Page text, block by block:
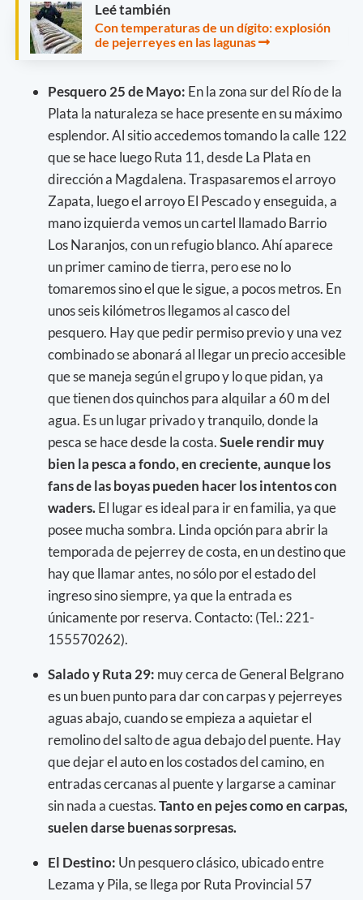
Leé también
Con temperaturas de un dígito: explosión
de pejerreyes en las lagunas
Pesquero 25 de Mayo: En la zona sur del Río de la
Plata la naturaleza se hace presente en su máximo
esplendor. Al sitio accedemos tomando la calle 122
que se hace luego Ruta 11, desde La Plata en
dirección a Magdalena. Traspasaremos el arroyo
Zapata, luego el arroyo El Pescado y enseguida, a
mano izquierda vemos un cartel llamado Barrio
Los Naranjos, con un refugio blanco. Ahí aparece
un primer camino de tierra, pero ese no lo
tomaremos sino el que le sigue, a pocos metros. En
unos seis kilómetros llegamos al casco del
pesquero. Hay que pedir permiso previo y una vez
combinado se abonará al llegar un precio accesible
que se maneja según el grupo y lo que pidan, ya
que tienen dos quinchos para alquilar a 60 m del
agua. Es un lugar privado y tranquilo, donde la
pesca se hace desde la costa.Suele rendir muy
bien la pesca a fondo, en creciente, aunque los
fans de las boyas pueden hacer los intentos con
waders.El lugar es ideal para ir en familia, ya que
posee mucha sombra. Linda opción para abrir la
temporada de pejerrey de costa, en un destino que
hay que llamar antes, no sólo por el estado del
ingreso sino siempre, ya que la entrada es
únicamente por reserva. Contacto: (Tel.: 221-
155570262).
Salado y Ruta 29: muy cerca de General Belgrano
es un buen punto para dar con carpas y pejerreyes
aguas abajo, cuando se empieza a aquietar el
remolino del salto de agua debajo del puente. Hay
que dejar el auto en los costados del camino, en
entradas cercanas al puente y largarse a caminar
sin nada a cuestas.Tanto en pejes como en carpas,
suelen darse buenas sorpresas.
El Destino: Un pesquero clásico, ubicado entre
Lezama y Pila, se llega por Ruta Provincial 57